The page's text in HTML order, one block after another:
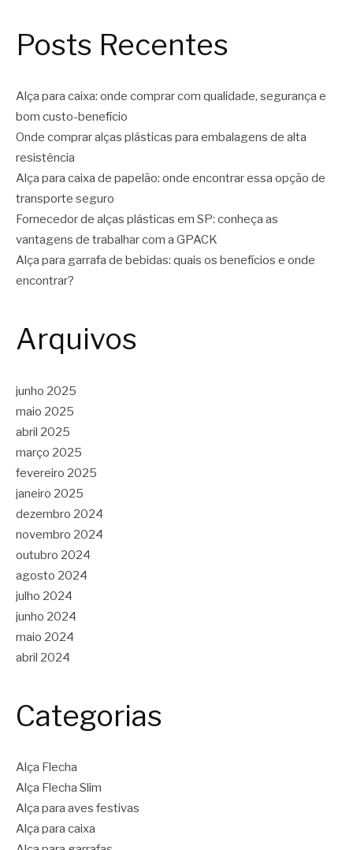
Posts Recentes
Alça para caixa: onde comprar com qualidade, segurança e
bom custo-benefício
Onde comprar alças plásticas para embalagens de alta
resistência
Alça para caixa de papelão: onde encontrar essa opção de
transporte seguro
Fornecedor de alças plásticas em SP: conheça as
vantagens de trabalhar com a GPACK
Alça para garrafa de bebidas: quais os benefícios e onde
encontrar?
Arquivos
junho 2025
maio 2025
abril 2025
março 2025
fevereiro 2025
janeiro 2025
dezembro 2024
novembro 2024
outubro 2024
agosto 2024
julho 2024
junho 2024
maio 2024
abril 2024
Categorias
Alça Flecha
Alça Flecha Slim
Alça para aves festivas
Alça para caixa